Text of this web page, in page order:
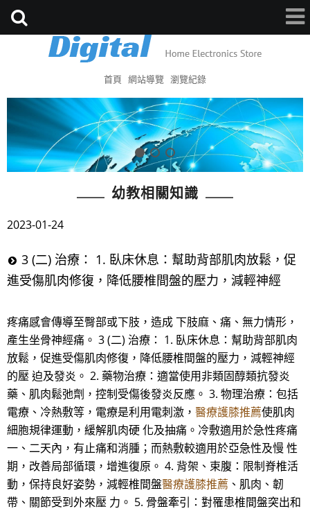
首頁 網站導覽 瀏覽紀錄
幼教相關知識
2023-01-24
3 (二) 治療： 1. 臥床休息：幫助背部肌肉放鬆，促
進受傷肌肉修復，降低腰椎間盤的壓力，減輕神經
疼痛感會傳導至臀部或下肢，造成 下肢麻、痛、無力情形，
產生坐骨神經痛。 3 (二) 治療： 1. 臥床休息：幫助背部肌肉
放鬆，促進受傷肌肉修復，降低腰椎間盤的壓力，減輕神經
的壓 迫及發炎。 2. 藥物治療：適當使用非類固醇類抗發炎
藥、肌肉鬆弛劑，控制受傷後發炎反應。 3. 物理治療：包括
電療、冷熱敷等，電療是利用電刺激， 醫療護膝推薦使肌肉
細胞規律運動，緩解肌肉硬 化及抽痛。冷敷適用於急性疼痛
一、二天內，有止痛和消腫；而熱敷較適用於亞急性及慢 性
期，改善局部循環，增進復原。 4. 背架、束腹：限制脊椎活
動，保持良好姿勢，減輕椎間盤醫療護膝推薦 、肌肉、韌
帶、關節受到外來壓 力。 5. 骨盤牽引：對罹患椎間盤突出和